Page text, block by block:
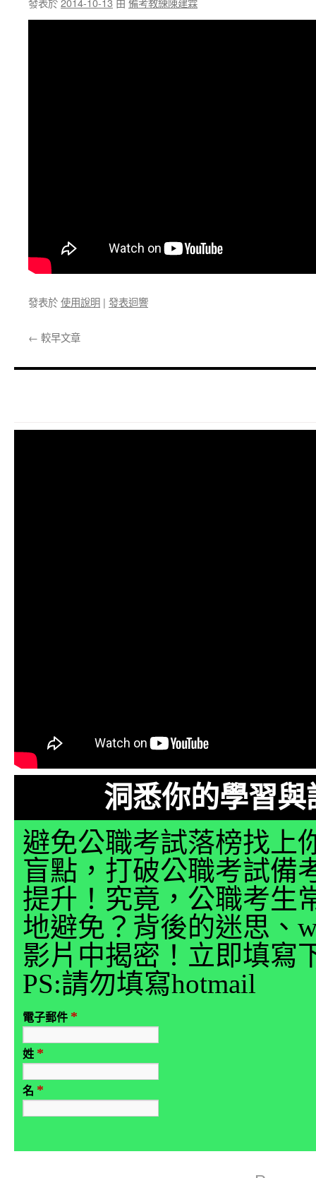
發表於使用說明 | 發表迴響
← 較早文章
洞悉你的學習
避免公職考試落榜找上
盲點，打破公職考試備
提升！究竟，公職考生
地避免？背後的迷思、
影片中揭密！立即填寫
PS:請勿填寫hotmail
電子郵件 *
姓 *
名 *